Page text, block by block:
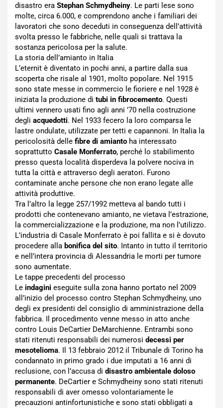
disastro era Stephan Schmydheiny. Le parti lese sono
molte, circa 6.000, e comprendono anche i familiari dei
lavoratori che sono deceduti in conseguenza dell’attività
svolta presso le fabbriche, nelle quali si trattava la
sostanza pericolosa per la salute.
La storia dell’amianto in Italia
L’eternit è diventato in pochi anni, a partire dalla sua
scoperta che risale al 1901, molto popolare. Nel 1915
sono state messe in commercio le fioriere e nel 1928 è
iniziata la produzione di tubi in fibrocemento. Questi
ultimi vennero usati fino agli anni ’70 nella costruzione
degli acquedotti. Nel 1933 fecero la loro comparsa le
lastre ondulate, utilizzate per tetti e capannoni. In Italia la
pericolosità delle fibre di amianto ha interessato
soprattutto Casale Monferrato, perché lo stabilimento
presso questa località disperdeva la polvere nociva in
tutta la città e attraverso degli aeratori. Furono
contaminate anche persone che non erano legate alle
attività produttive.
Tra l’altro la legge 257/1992 metteva al bando tutti i
prodotti che contenevano amianto, ne vietava l’estrazione,
la commercializzazione e la produzione, ma non l’utilizzo.
L’industria di Casale Monferrato è poi fallita e si è dovuto
procedere alla bonifica del sito. Intanto in tutto il territorio
e nell’intera provincia di Alessandria le morti per tumore
sono aumentate.
Le tappe precedenti del processo
Le indagini eseguite sulla zona hanno portato nel 2009
all’inizio del processo contro Stephan Schmydheiny, uno
degli ex presidenti del consiglio di amministrazione della
fabbrica. Il procedimento venne messo in atto anche
contro Louis DeCartier DeMarchienne. Entrambi sono
stati ritenuti responsabili dei numerosi decessi per
mesotelioma. Il 13 febbraio 2012 il Tribunale di Torino ha
condannato in primo grado i due imputati a 16 anni di
reclusione, con l’accusa di disastro ambientale doloso
permanente. DeCartier e Schmydheiny sono stati ritenuti
responsabili di aver omesso volontariamente le
precauzioni antinfortunistiche e sono stati obbligati a